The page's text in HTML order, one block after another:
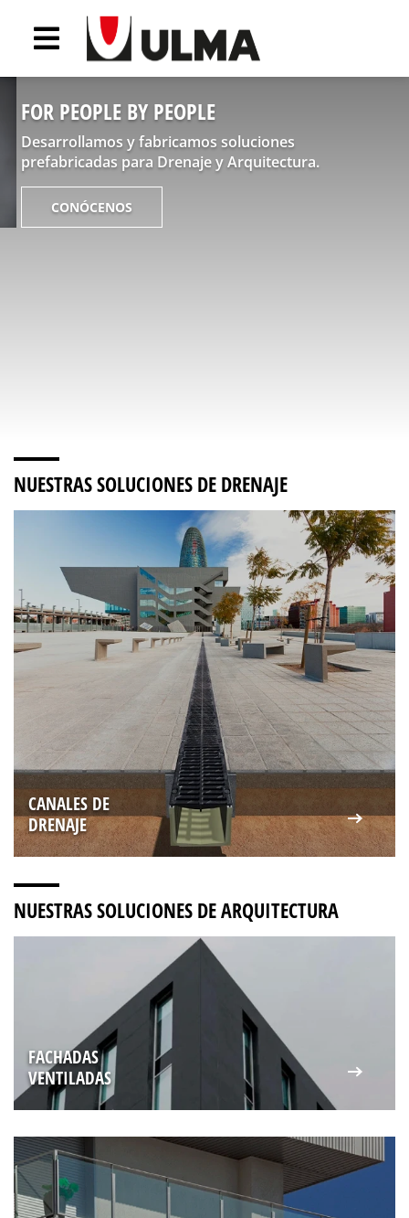
FOR PEOPLE BY PEOPLE
Desarrollamos y fabricamos soluciones
prefabricadas para Drenaje y Arquitectura.
CONÓCENOS
NUESTRAS SOLUCIONES DE DRENAJE
CANALES DE
DRENAJE
NUESTRAS SOLUCIONES DE ARQUITECTURA
FACHADAS
VENTILADAS